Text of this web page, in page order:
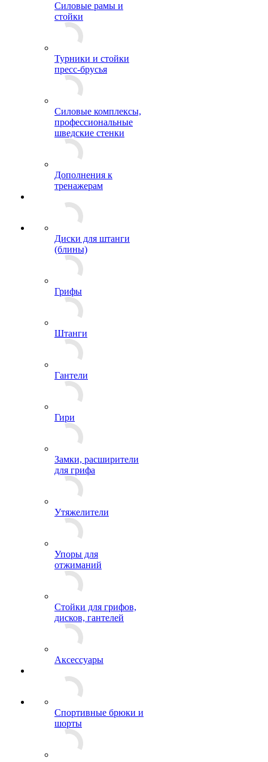
Силовые рамы и
стойки
Турники и стойки
пресс-брусья
Силовые комплексы,
профессиональные
шведские стенки
Дополнения к
тренажерам
Диски для штанги
(блины)
Грифы
Штанги
Гантели
Гири
Замки, расширители
для грифа
Утяжелители
Упоры для
отжиманий
Стойки для грифов,
дисков, гантелей
Аксессуары
Спортивные брюки и
шорты